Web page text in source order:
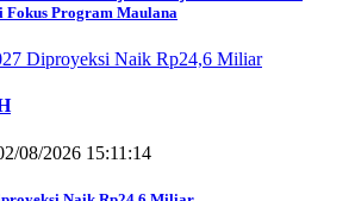
Program Maulana
08/2026 15:11:14